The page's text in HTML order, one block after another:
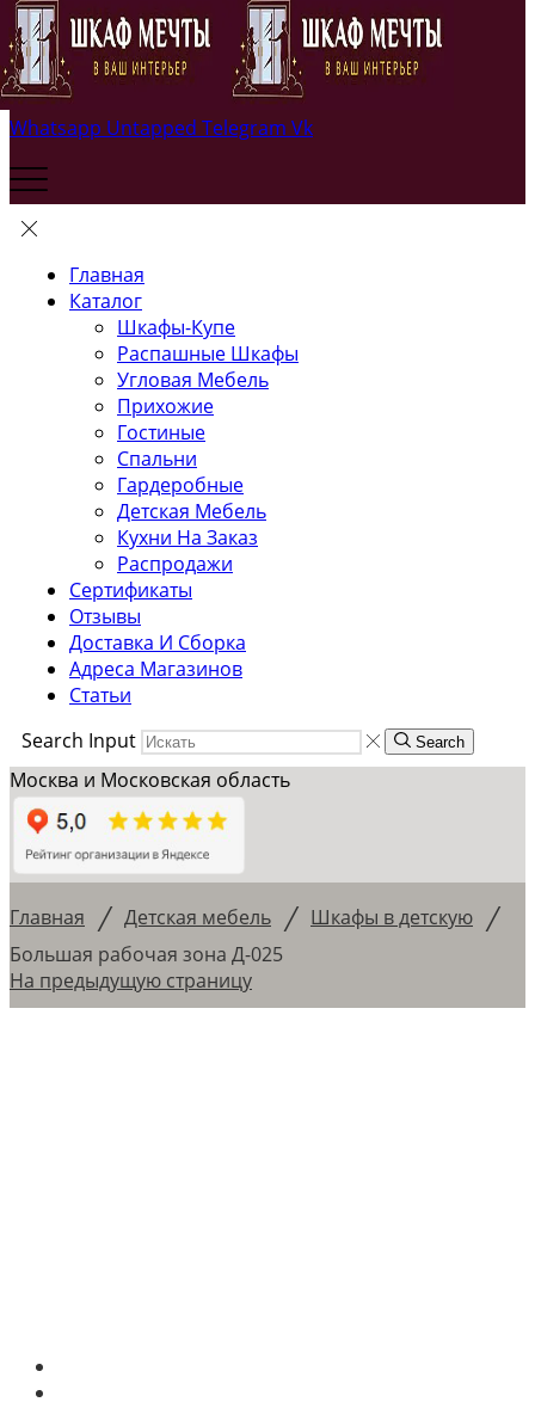
Whatsapp Untapped Telegram Vk
Главная
Каталог
Шкафы-Купе
Распашные Шкафы
Угловая Мебель
Прихожие
Гостиные
Спальни
Гардеробные
Детская Мебель
Кухни На Заказ
Распродажи
Сертификаты
Отзывы
Доставка И Сборка
Адреса Магазинов
Статьи
Search Input
Search
Москва и Московская область
Главная / Детская мебель / Шкафы в детскую /
Большая рабочая зона Д-025
На предыдущую страницу